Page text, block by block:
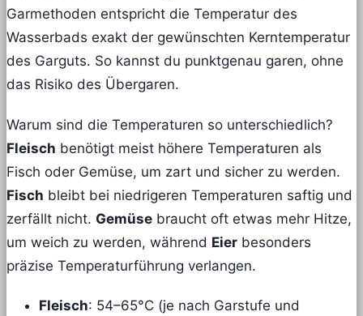
Garmethoden entspricht die Temperatur des
Wasserbads exakt der gewünschten Kerntemperatur
des Garguts. So kannst du punktgenau garen, ohne
das Risiko des Übergaren.
Warum sind die Temperaturen so unterschiedlich?
Fleisch benötigt meist höhere Temperaturen als
Fisch oder Gemüse, um zart und sicher zu werden.
Fisch bleibt bei niedrigeren Temperaturen saftig und
zerfällt nicht. Gemüse braucht oft etwas mehr Hitze,
um weich zu werden, während Eier besonders
präzise Temperaturführung verlangen.
Fleisch: 54–65°C (je nach Garstufe und